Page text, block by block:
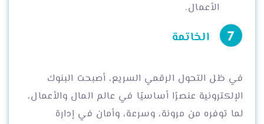
الأعمال.
الخاتمة
في ظل التحول الرقمي السريع، أصبحت البنوك
الإلكترونية عنصرًا أساسيًا في عالم المال والأعمال،
لما توفره من مرونة، وسرعة، وأمان في إدارة